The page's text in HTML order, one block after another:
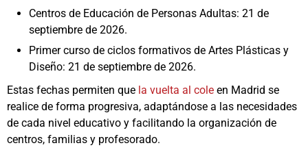
Centros de Educación de Personas Adultas: 21 de
septiembre de 2026.
Primer curso de ciclos formativos de Artes Plásticas y
Diseño: 21 de septiembre de 2026.
Estas fechas permiten que la vuelta al cole en Madrid se
realice de forma progresiva, adaptándose a las necesidades
de cada nivel educativo y facilitando la organización de
centros, familias y profesorado.